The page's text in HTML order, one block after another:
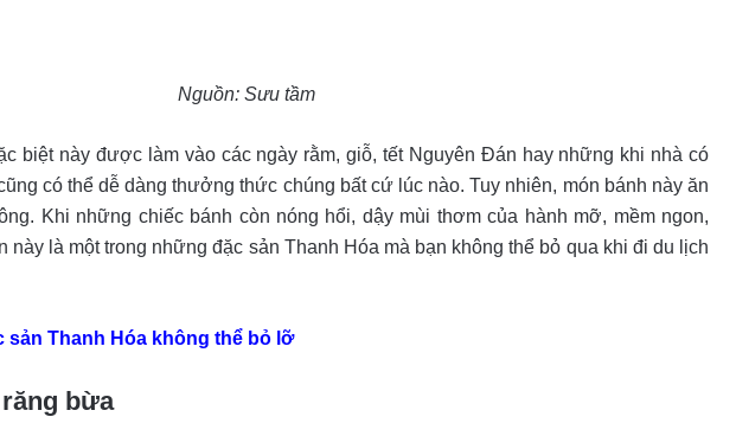
Nguồn: Sưu tầm
biệt này được làm vào các ngày rằm, giỗ, tết Nguyên Đán hay những khi nhà có
có thể dễ dàng thưởng thức chúng bất cứ lúc nào. Tuy nhiên, món bánh này ăn
Khi những chiếc bánh còn nóng hổi, dậy mùi thơm của hành mỡ, mềm ngon,
này là một trong những đặc sản Thanh Hóa mà bạn không thể bỏ qua khi đi du lịch
sản Thanh Hóa không thể bỏ lỡ
bừa